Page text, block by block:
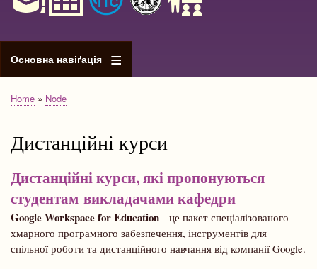
Основна навіґація
Breadcrumb
Home Node
Дистанційні курси
Дистанційні курси, які пропонуються
студентам викладачами кафедри
Google Workspace for Education - це пакет спеціалізованого
хмарного програмного забезпечення, інструментів для
спільної роботи та дистанційного навчання від компанії Google.